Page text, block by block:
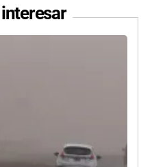
interesar